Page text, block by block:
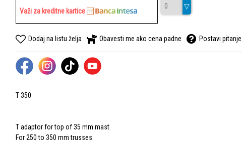
Važi za kreditne kartice
Dodaj na listu želja Obavesti me ako cena padne Postavi pitanje
T 350
T adaptor for top of 35 mm mast.
For 250 to 350 mm trusses.